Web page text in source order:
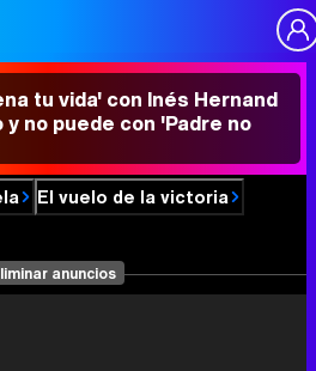
tu vida' con Inés Hernand
no puede con 'Padre no
El vuelo de la victoria
anuncios